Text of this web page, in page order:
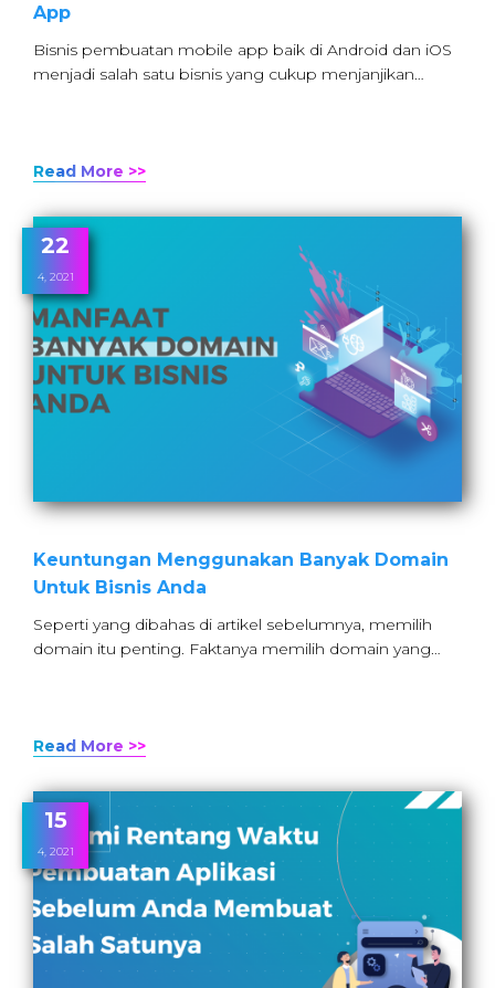
App
Bisnis pembuatan mobile app baik di Android dan iOS
menjadi salah satu bisnis yang cukup menjanjikan…
Read More >>
22
4, 2021
Keuntungan Menggunakan Banyak Domain
Untuk Bisnis Anda
Seperti yang dibahas di artikel sebelumnya, memilih
domain itu penting. Faktanya memilih domain yang…
Read More >>
15
4, 2021